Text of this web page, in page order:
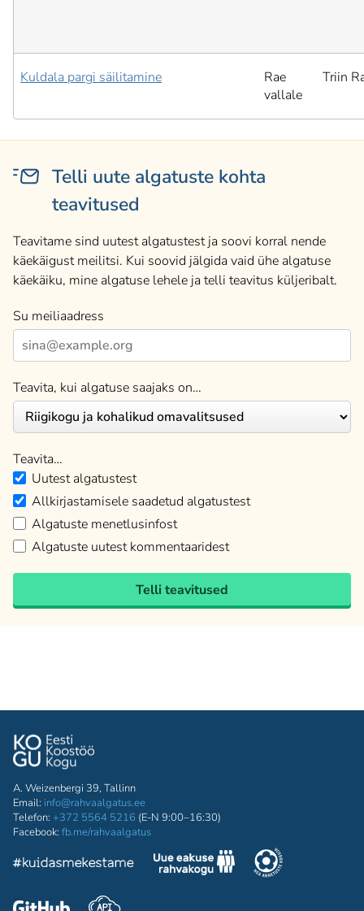
Kuldala pargi säilitamine
Rae
vallale
Triin
Telli uute algatuste kohta
teavitused
Teavitame sind uutest algatustest ja soovi korral nende
käekäigust meilitsi. Kui soovid jälgida vaid ühe algatuse
käekäiku, mine algatuse lehele ja telli teavitus küljeribalt.
Su meiliaadress
Teavita, kui algatuse saajaks on…
Teavita…
Uutest algatustest
Allkirjastamisele saadetud algatustest
Algatuste menetlusinfost
Algatuste uutest kommentaaridest
Telli teavitused
A. Weizenbergi 39, Tallinn
Email: info@rahvaalgatus.ee
Telefon: +372 5564 5216 (E-N 9:00–16:30)
Facebook: fb.me/rahvaalgatus